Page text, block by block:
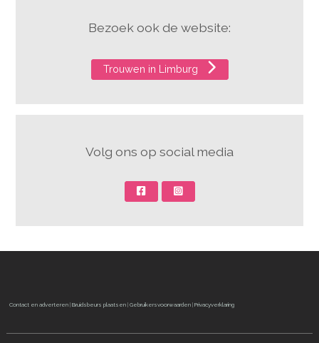
Bezoek ook de website:
Trouwen in Limburg
Volg ons op social media
Contact en adverteren |Bruidsbeurs plaatsen |Gebruikersvoorwaarden |Privacyverklaring